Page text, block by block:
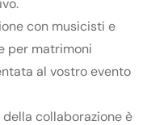
con musicisti e
per matrimoni
al vostro evento
della collaborazione è